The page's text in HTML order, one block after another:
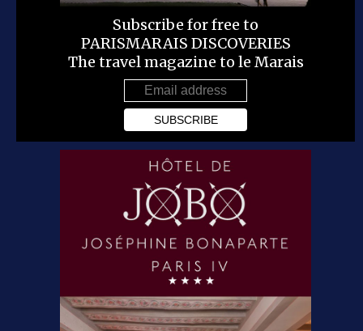
Subscribe for free to
PARISMARAIS DISCOVERIES
The travel magazine to le Marais